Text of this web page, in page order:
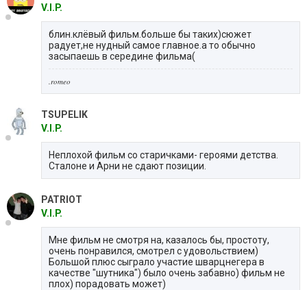
V.I.P.
блин.клёвый фильм.больше бы таких)сюжет
радует,не нудный самое главное.а то обычно
засыпаешь в середине фильма(
.romeo
TSUPELIK
V.I.P.
Неплохой фильм со старичками- героями детства.
Сталоне и Арни не сдают позиции.
PATRIOT
V.I.P.
Мне фильм не смотря на, казалось бы, простоту,
очень понравился, смотрел с удовольствием)
Большой плюс сыграло участие шварцнегера в
качестве "шутника") было очень забавно) фильм не
плох) порадовать может)